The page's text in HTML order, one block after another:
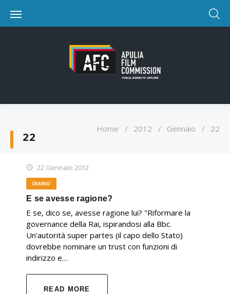
22
Home / 2012 / Gennaio / 22
22 Gennaio 2012
DIARIO
E se avesse ragione?
E se, dico se, avesse ragione lui? "Riformare la
governance della Rai, ispirandosi alla Bbc.
Un’autorità super partes (il capo dello Stato)
dovrebbe nominare un trust con funzioni di
indirizzo e…
READ MORE